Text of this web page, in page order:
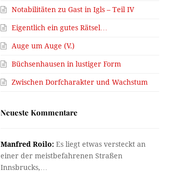
Notabilitäten zu Gast in Igls – Teil IV
Eigentlich ein gutes Rätsel…
Auge um Auge (V.)
Büchsenhausen in lustiger Form
Zwischen Dorfcharakter und Wachstum
Neueste Kommentare
Manfred Roilo: Es liegt etwas versteckt an
einer der meistbefahrenen Straßen
Innsbrucks,…